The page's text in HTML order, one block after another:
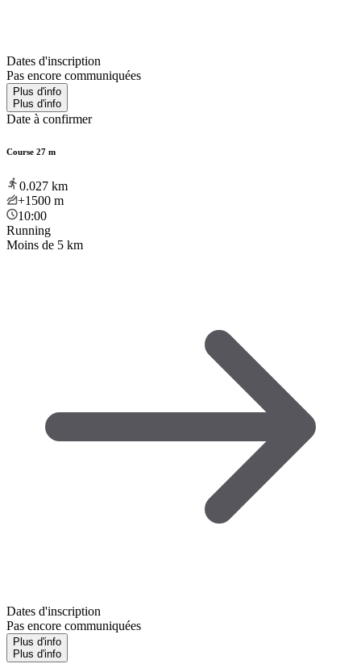
Dates d'inscription
Pas encore communiquées
Plus d'info
Plus d'info
Date à confirmer
Course 27 m
0.027 km
+1500 m
10:00
Running
Moins de 5 km
Dates d'inscription
Pas encore communiquées
Plus d'info
Plus d'info